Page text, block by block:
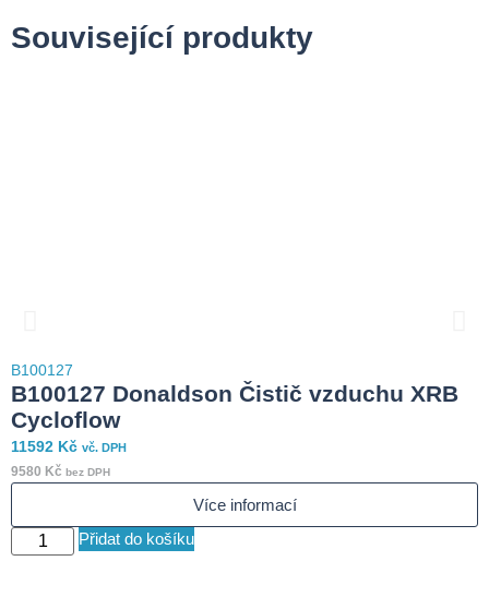
Související produkty
B100127
B100127 Donaldson Čistič vzduchu XRB
Cycloflow
11592 Kč vč. DPH
9580 Kč bez DPH
Více informací
Přidat do košíku